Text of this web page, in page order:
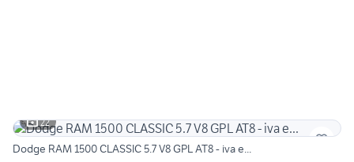
22
Dodge RAM 1500 CLASSIC 5.7 V8 GPL AT8 - iva e...